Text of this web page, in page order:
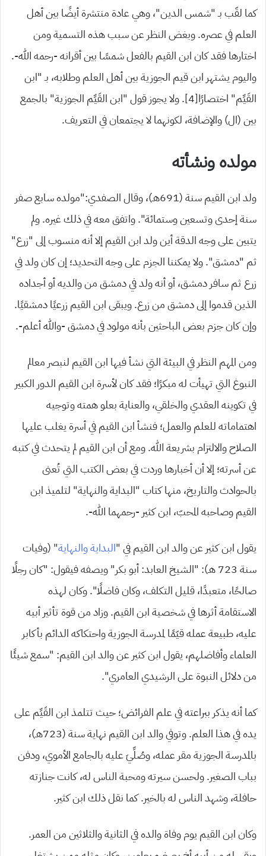
كما لقّب بـ “شمس الدين”، وهي عادة منتشرة أيضًا بين أهل
العلم في عصره. وبغض النظر عن سبب هذه التسمية ومن
اختارها فقد كان ابن القيم بالفعل شمسًا بين أقرانه -رحمه الله-.
واليوم يشتهر ابن قيم الجوزية بين أهل العلم وطلابه، بـ “ابن
القَيِّم” اختصارًا[4]. ولا يجوز قول “ابن القَيِّم الجوزية” بالجمع
بين (ال) والإضافة، لكونهما لا يجتمعان في التعريف.
مولده ونشأته
ولد ابن القيم سنة (691هـ)، وقال الصفدي:”مولده سابع صفر
سنة إحدى وتسعين وستمائة”. واتفق معه في ذلك غيره. ولم
يتبين على وجه الدقة أين ولد ابن القيم إلا أنه منسوب إلى “زرع”
ثم “دمشق”. ولا يمكننا الجزم على وجه التحديد؛ إن كان ولد في
زرع ثم سافر دمشق، أو أنه ولد في دمشق من والديه أو أجداده
الذين قدموا إلى دمشق من زرع. ويبقى ابن القيم زرعيًا دمشقيًا.
وإن كان جزم بعض الباحثين بأنه مولود في دمشق -والله أعلم-.
ومن المهم النظر في البيئة التي نشأ فيها ابن القيم لنبصر معالم
النبوغ التي تهيأت له مبكرًا؛ فقد كان لأسرة ابن القيم الدور الكبير
في تكوينه العقدي والخلقي، والعناية بعلو همته وتوجيه
اهتماماته للعلم والعمل؛ فنشأ ابن القيم في أسرة يغلب عليها
الصلاح والالتزام بشريعة الله. ومع أن ابن القيم لم يتحدث في كتبه
عن أسرته؛ إلا أن أخبارها وردت في بعض الكتب التي تُعنى
بالحوادث والتاريخ، منها كتاب “البداية والنهاية” لتلميذ ابن
القيم وصاحبه المحبّ، ابن كثير -رحمهما الله-.
يقول ابن كثير عن والد ابن القيم في “البداية والنهاية” (وفيات
سنة 723 هـ): “الشيخ العابد: أبو بكر” ويصفه فيقول: “كان رجلًا
صالحًا، متعبدًا، قليل التكلف، وكان فاضلًا”. وكان لهذه
الاستقامة أثرها في شخصية ابن القيم. وزاد من قوة تأثير أبيه
عليه، طبيعة عمله قيّمًا لمدرسة الجوزية واحتكاكه الدائم بأكابر
العلماء وأفاضلهم، يقول ابن كثير عن والد ابن القيم: “سمع شيئًا
من دلائل النبوة على الرشيدي العامري”.
كما أنه يذكر ببراعته في علم الفرائض؛ حيث تتلمذ ابن القَيِّم على
يده في هذا العلم. وتوفي والد ابن القيم نهاية سنة (723هـ)،
بالمدرسة الجوزية مقر عمله، وصُلِّيَ عليه بالجامع الأموي، ودفن
بباب الصغير. ولحسن سيرته ومحبة الناس له، كانت جنازته
حافلة، وشهد الناس له بالخير. كما نقل ذلك ابن كثير.
وكان ابن القيم يوم وفاة والده في الثانية والثلاثين من العمر.